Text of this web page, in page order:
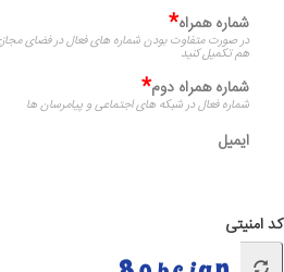
شماره همراه*
در صورت متفاوت بودن شماره های فعال در فضای
هم تکمیل کنید
شماره همراه دوم*
شماره فعال در شبکه های اجتماعی و پیامرسان ها
ایمیل
کد امنیتی